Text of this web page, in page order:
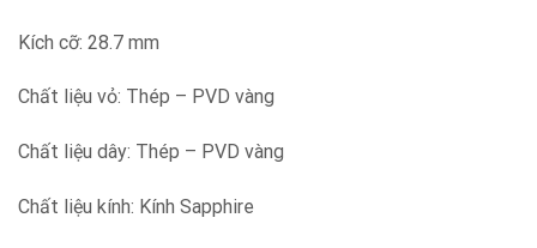
Kích cỡ: 28.7 mm
Chất liệu vỏ: Thép – PVD vàng
Chất liệu dây: Thép – PVD vàng
Chất liệu kính: Kính Sapphire